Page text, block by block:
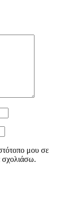
μου σε
σχολιάσω.